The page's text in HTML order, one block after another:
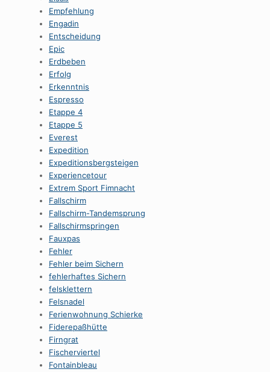
Empfehlung
Engadin
Entscheidung
Epic
Erdbeben
Erfolg
Erkenntnis
Espresso
Etappe 4
Etappe 5
Everest
Expedition
Expeditionsbergsteigen
Experiencetour
Extrem Sport Fimnacht
Fallschirm
Fallschirm-Tandemsprung
Fallschirmspringen
Fauxpas
Fehler
Fehler beim Sichern
fehlerhaftes Sichern
felsklettern
Felsnadel
Ferienwohnung Schierke
Fiderepaßhütte
Firngrat
Fischerviertel
Fontainbleau